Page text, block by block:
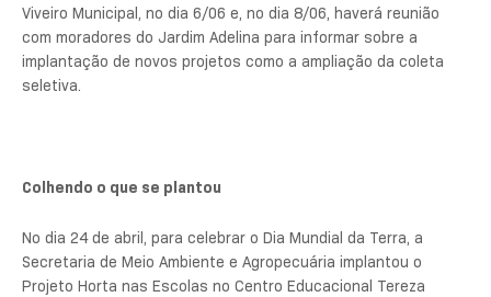
Viveiro Municipal, no dia 6/06 e, no dia 8/06, haverá reunião
com moradores do Jardim Adelina para informar sobre a
implantação de novos projetos como a ampliação da coleta
seletiva.
Colhendo o que se plantou
No dia 24 de abril, para celebrar o Dia Mundial da Terra, a
Secretaria de Meio Ambiente e Agropecuária implantou o
Projeto Horta nas Escolas no Centro Educacional Tereza